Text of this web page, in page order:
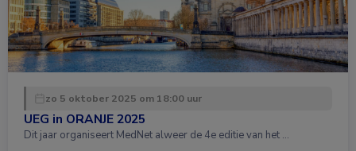
zo 5 oktober 2025 om 18:00 uur
UEG in ORANJE 2025
Dit jaar organiseert MedNet alweer de 4e editie van het …